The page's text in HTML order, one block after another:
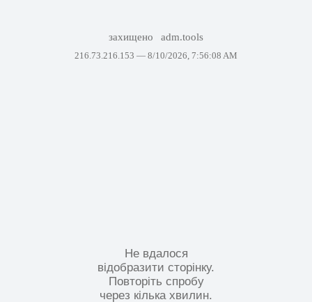
захищено adm.tools
216.73.216.153 — 8/10/2026, 7:56:08 AM
Не вдалося
відобразити сторінку.
Повторіть спробу
через кілька хвилин.